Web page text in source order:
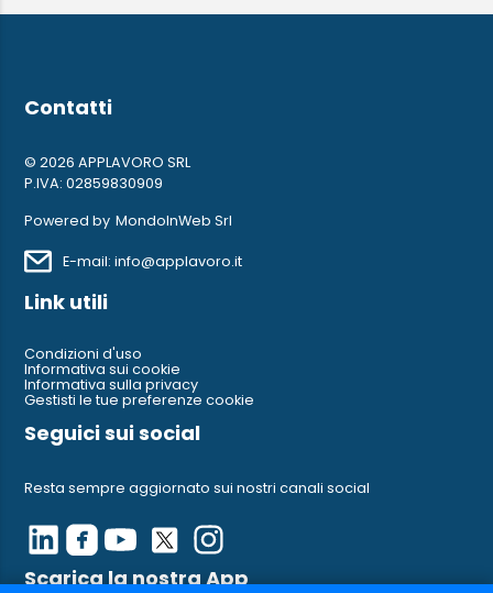
Contatti
© 2026 APPLAVORO SRL
P.IVA: 02859830909
Powered by MondoInWeb Srl
E-mail: info@applavoro.it
Link utili
Condizioni d'uso
Informativa sui cookie
Informativa sulla privacy
Gestisti le tue preferenze cookie
Seguici sui social
Resta sempre aggiornato sui nostri canali social
Scarica la nostra App